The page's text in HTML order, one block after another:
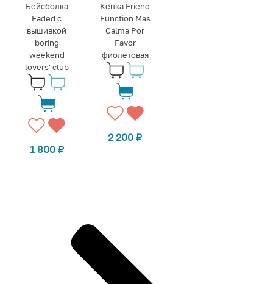
Бейсболка
Faded с
вышивкой
boring
weekend
lovers' club
1 800 ₽
Кепка Friend
Function Mas
Calma Por
Favor
фиолетовая
2 200₽